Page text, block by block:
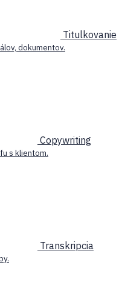
Titulkovanie
dokumentov.
Copywriting
s klientom.
Transkripcia